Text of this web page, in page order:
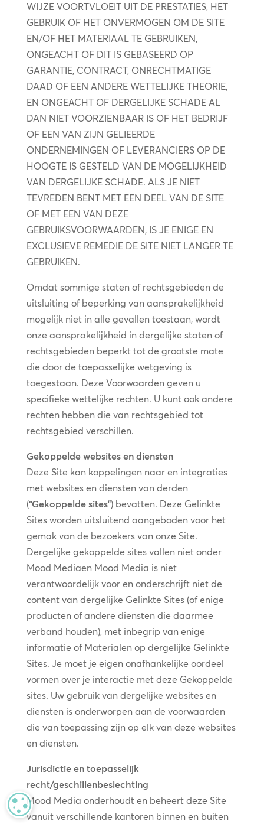
WIJZE VOORTVLOEIT UIT DE PRESTATIES, HET
GEBRUIK OF HET ONVERMOGEN OM DE SITE
EN/OF HET MATERIAAL TE GEBRUIKEN,
ONGEACHT OF DIT IS GEBASEERD OP
GARANTIE, CONTRACT, ONRECHTMATIGE
DAAD OF EEN ANDERE WETTELIJKE THEORIE,
EN ONGEACHT OF DERGELIJKE SCHADE AL
DAN NIET VOORZIENBAAR IS OF HET BEDRIJF
OF EEN VAN ZIJN GELIEERDE
ONDERNEMINGEN OF LEVERANCIERS OP DE
HOOGTE IS GESTELD VAN DE MOGELIJKHEID
VAN DERGELIJKE SCHADE. ALS JE NIET
TEVREDEN BENT MET EEN DEEL VAN DE SITE
OF MET EEN VAN DEZE
GEBRUIKSVOORWAARDEN, IS JE ENIGE EN
EXCLUSIEVE REMEDIE DE SITE NIET LANGER TE
GEBRUIKEN.
Omdat sommige staten of rechtsgebieden de
uitsluiting of beperking van aansprakelijkheid
mogelijk niet in alle gevallen toestaan, wordt
onze aansprakelijkheid in dergelijke staten of
rechtsgebieden beperkt tot de grootste mate
die door de toepasselijke wetgeving is
toegestaan. Deze Voorwaarden geven u
specifieke wettelijke rechten. U kunt ook andere
rechten hebben die van rechtsgebied tot
rechtsgebied verschillen.
Gekoppelde websites en diensten
Deze Site kan koppelingen naar en integraties
met websites en diensten van derden
(“Gekoppelde sites“) bevatten. Deze Gelinkte
Sites worden uitsluitend aangeboden voor het
gemak van de bezoekers van onze Site.
Dergelijke gekoppelde sites vallen niet onder
Mood Mediaen Mood Media is niet
verantwoordelijk voor en onderschrijft niet de
content van dergelijke Gelinkte Sites (of enige
producten of andere diensten die daarmee
verband houden), met inbegrip van enige
informatie of Materialen op dergelijke Gelinkte
Sites. Je moet je eigen onafhankelijke oordeel
vormen over je interactie met deze Gekoppelde
sites. Uw gebruik van dergelijke websites en
diensten is onderworpen aan de voorwaarden
die van toepassing zijn op elk van deze websites
en diensten.
Jurisdictie en toepasselijk
recht/geschillenbeslechting
Mood Media onderhoudt en beheert deze Site
vanuit verschillende kantoren binnen en buiten
MANAGE PRIVACY